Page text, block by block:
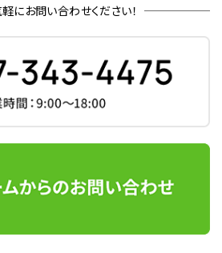
にお問い合わせください！